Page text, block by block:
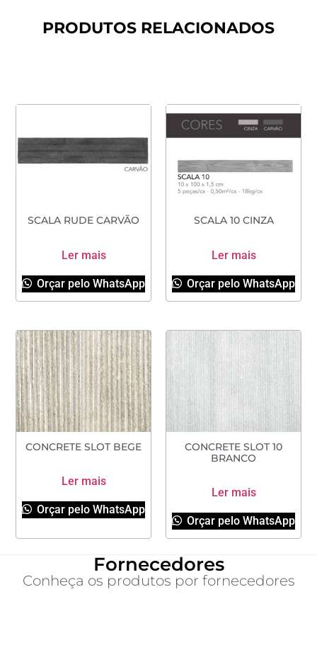
PRODUTOS RELACIONADOS
SCALA RUDE CARVÃO
Ler mais
Orçar pelo WhatsApp
SCALA 10 CINZA
Ler mais
Orçar pelo WhatsApp
CONCRETE SLOT BEGE
Ler mais
Orçar pelo WhatsApp
CONCRETE SLOT 10
BRANCO
Ler mais
Orçar pelo WhatsApp
Fornecedores
Conheça os produtos por fornecedores